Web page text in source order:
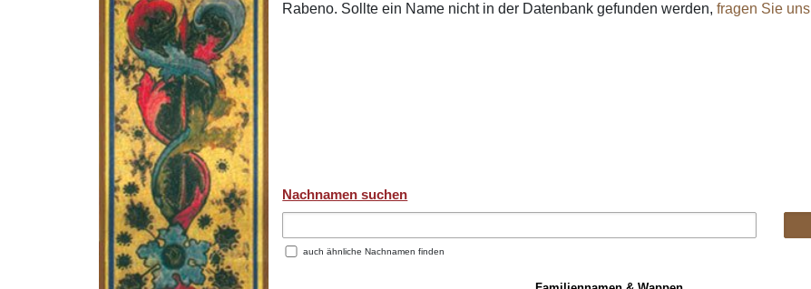
Rabeno. Sollte ein Name nicht in der Datenbank gefunden werden,fragen Sie uns
Nachnamen suchen
auch ähnliche Nachnamen finden